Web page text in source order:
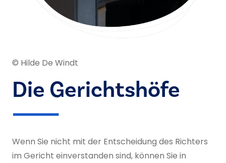
© Hilde De Windt
Die Gerichtshöfe
Wenn Sie nicht mit der Entscheidung des Richters
im Gericht einverstanden sind, können Sie in